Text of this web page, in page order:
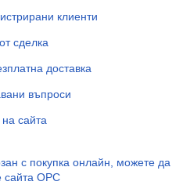
клиенти
сделка
доставка
въпроси
на сайта
с покупка онлайн, можете да
сайта ОРС